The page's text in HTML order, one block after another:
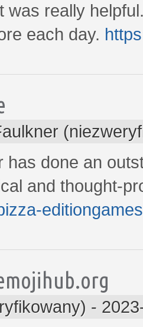
was really
each day.
has done an
and thought-
-